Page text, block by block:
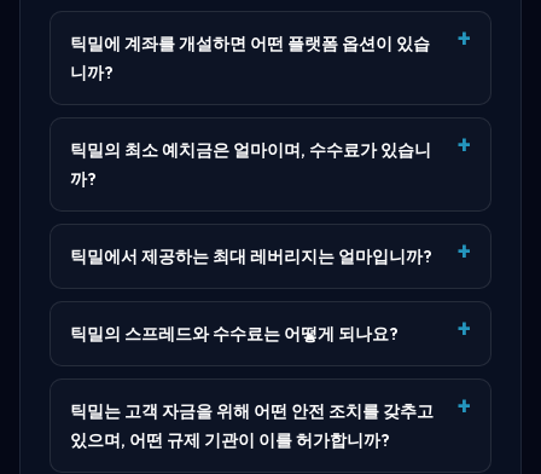
틱밀에 계좌를 개설하면 어떤 플랫폼 옵션이 있습
니까?
틱밀의 최소 예치금은 얼마이며, 수수료가 있습니
까?
틱밀에서 제공하는 최대 레버리지는 얼마입니까?
틱밀의 스프레드와 수수료는 어떻게 되나요?
틱밀는 고객 자금을 위해 어떤 안전 조치를 갖추고
있으며, 어떤 규제 기관이 이를 허가합니까?